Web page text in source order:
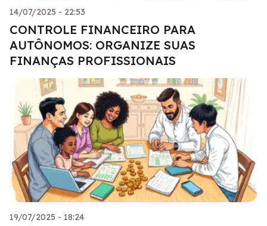
14/07/2025 - 22:53
CONTROLE FINANCEIRO PARA
AUTÔNOMOS: ORGANIZE SUAS
FINANÇAS PROFISSIONAIS
19/07/2025 - 18:24